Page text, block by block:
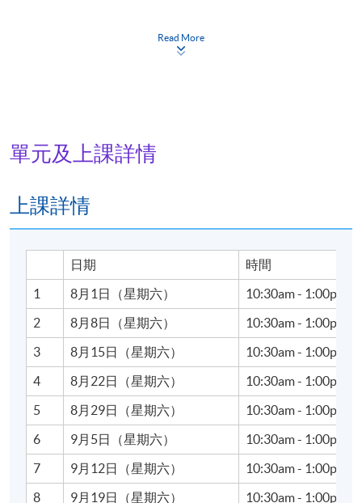
務，將概念轉化成實際可執行方案。
驗，兼具國際學術視野與區域市場實戰經驗。她先後
富比藝術學院東亞藝術碩士學位。專業資歷橫跨私人
博物館營運、商業藝廊戰略轉型與國際藝術博覽會創
劉氏曾出任香港最大型私人博物館——兩依藏博物館總
經理；其後創辦香港首個精品藝術博覽會「Salon On
Hollywood」，以沙龍形式融合中國傳統古玩與當代藝
術。她亦長期擔任「翰明藝廊」總監，專為高淨值資
產客戶、企業與資深藏家提供藝術品資產配置、價值
評估及系統化收藏管理等專業諮詢。
在學術研究方面， 劉氏的研究涵蓋中國古典家具、珠
寶藝術史與傳統工藝傳承，其出版著作更獲香港故宮
文化博物館選售。社會公職方面，她現任香港藝術學
院督導委員會成員，同時擔任香港藝術中心之友主
Read More
單元及上課詳情
上課詳情
日期
時間
1
8月1日（星期六）
10:30am - 1:00pm
2
8月8日（星期六）
10:30am - 1:00pm
3
8月15日（星期六）
10:30am - 1:00pm
4
8月22日（星期六）
10:30am - 1:00pm
5
8月29日（星期六）
10:30am - 1:00pm
6
9月5日（星期六）
10:30am - 1:00pm
7
9月12日（星期六）
10:30am - 1:00pm
8
9月19日（星期六）
10:30am - 1:00pm